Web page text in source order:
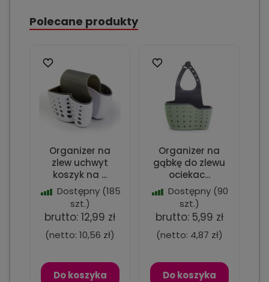
Polecane produkty
Organizer na
zlew uchwyt
koszyk na ...
Dostępny(185
szt.)
brutto: 12,99 zł
(netto: 10,56 zł)
Do koszyka
Organizer na
gąbkę do zlewu
ociekac...
Dostępny(90
szt.)
brutto: 5,99 zł
(netto: 4,87 zł)
Do koszyka